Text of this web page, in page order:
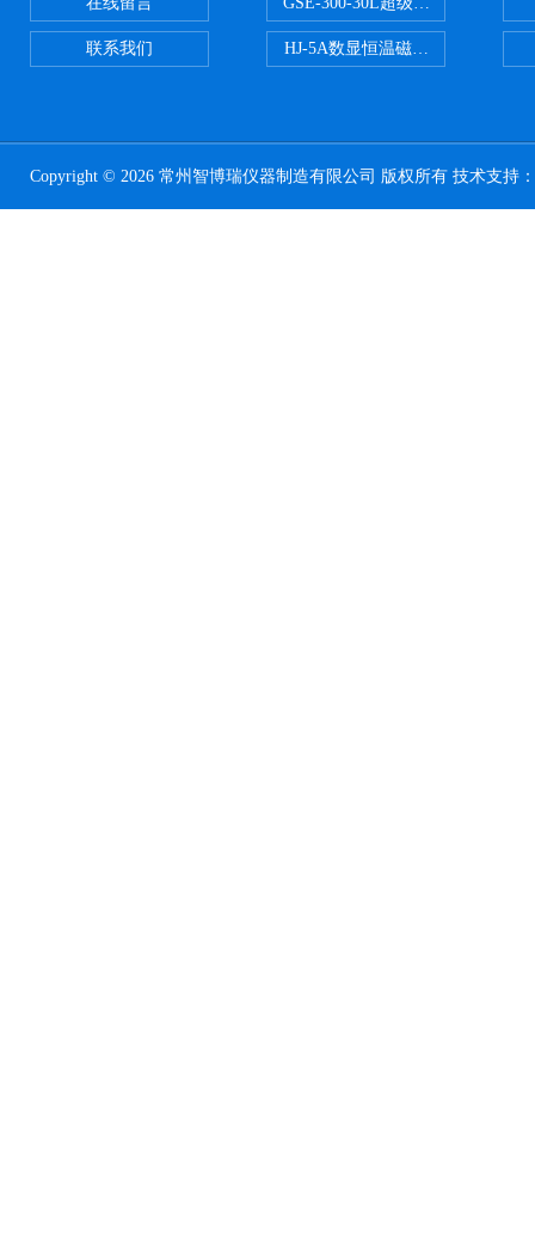
联系我们 HJ-5A数显恒温磁力搅拌器
Copyright © 2026 常州智博瑞仪器制造有限公司 版权所有 技术支持：